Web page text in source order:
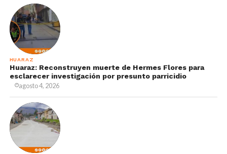
HUARAZ
Huaraz: Reconstruyen muerte de Hermes Flores para
esclarecer investigación por presunto parricidio
agosto 4, 2026